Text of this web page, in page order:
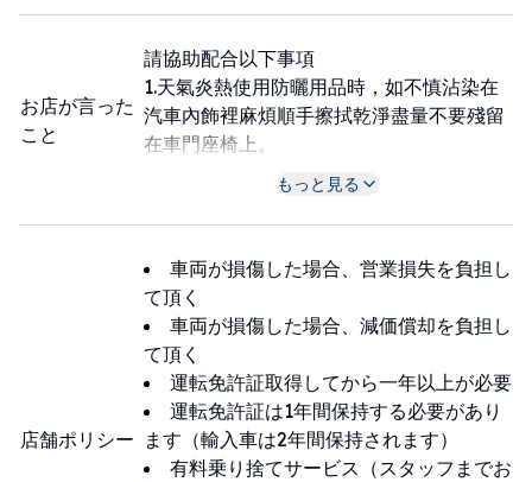
お店が言った
こと
請協助配合以下事項
1.天氣炎熱使用防曬用品時，如不慎沾染在
汽車內飾裡麻煩順手擦拭乾淨盡量不要殘留
在車門座椅上。
2.天氣好就是要玩水，請配合不要[濕身][滿
身沙子]坐上車。
3.天氣炎熱想在車上吃東西，但請配合吃完
的垃圾不要亂塞。
4.車輛均為禁菸禁菸禁菸車[很重要]，請勿
在車上抽菸。
*麻煩善待您承租的車輛也希望您配合以上
幾點的注意事項*
*謝謝您體恤每一位工作人員的辛勞~維護車
輛是很辛苦的*
*我們不喜歡收車輛清潔費*
もっと見る
店舗ポリシー
車両が損傷した場合、営業損失を負担し
て頂く
車両が損傷した場合、減価償却を負担し
て頂く
運転免許証取得してから一年以上が必要
運転免許証は1年間保持する必要があり
ます（輸入車は2年間保持されます）
有料乗り捨てサービス（スタッフまでお